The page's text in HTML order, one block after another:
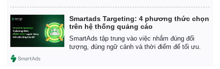
Smartads Targeting: 4 phương thức chọn
trên hệ thống quảng cáo
SmartAds tập trung vào việc nhắm đúng đối
tượng, đúng ngữ cảnh và thời điểm để tối ưu.